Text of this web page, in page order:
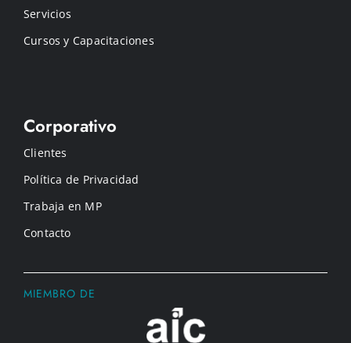
Servicios
Cursos y Capacitaciones
Corporativo
Clientes
Política de Privacidad
Trabaja en MP
Contacto
MIEMBRO DE